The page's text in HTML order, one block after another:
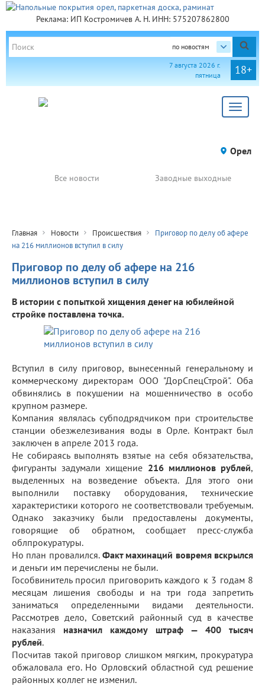
Реклама: ИП Костромичев А. Н. ИНН: 575207862800
по новостям
18+
7 августа 2026 г.
пятница
Toggle
Орел
Все новости Заводные выходные
Главная Новости Происшествия
Приговор по делу об афере
на 216 миллионов вступил в силу
Приговор по делу об афере на 216
миллионов вступил в силу
В истории с попыткой хищения денег на юбилейной
стройке поставлена точка.
Вступил в силу приговор, вынесенный генеральному и
коммерческому директорам ООО "ДорСпецСтрой". Оба
обвинялись в покушении на мошенничество в особо
крупном размере.
Компания являлась субподрядчиком при строительстве
станции обезжелезивания воды в Орле. Контракт был
заключен в апреле 2013 года.
Не собираясь выполнять взятые на себя обязательства,
фигуранты задумали хищение 216 миллионов рублей,
выделенных на возведение объекта. Для этого они
выполнили поставку оборудования, технические
характеристики которого не соответствовали требуемым.
Однако заказчику были предоставлены документы,
говорящие об обратном, сообщает пресс-служба
облпрокуратуры.
Но план провалился.Факт махинаций вовремя вскрылся
и деньги им перечислены не были.
Гособвинитель просил приговорить каждого к 3 годам 8
месяцам лишения свободы и на три года запретить
заниматься определенными видами деятельности.
Рассмотрев дело, Советский районный суд в качестве
наказания назначил каждому штраф — 400 тысяч
рублей.
Посчитав такой приговор слишком мягким, прокуратура
обжаловала его. Но Орловский областной суд решение
районных коллег не изменил.